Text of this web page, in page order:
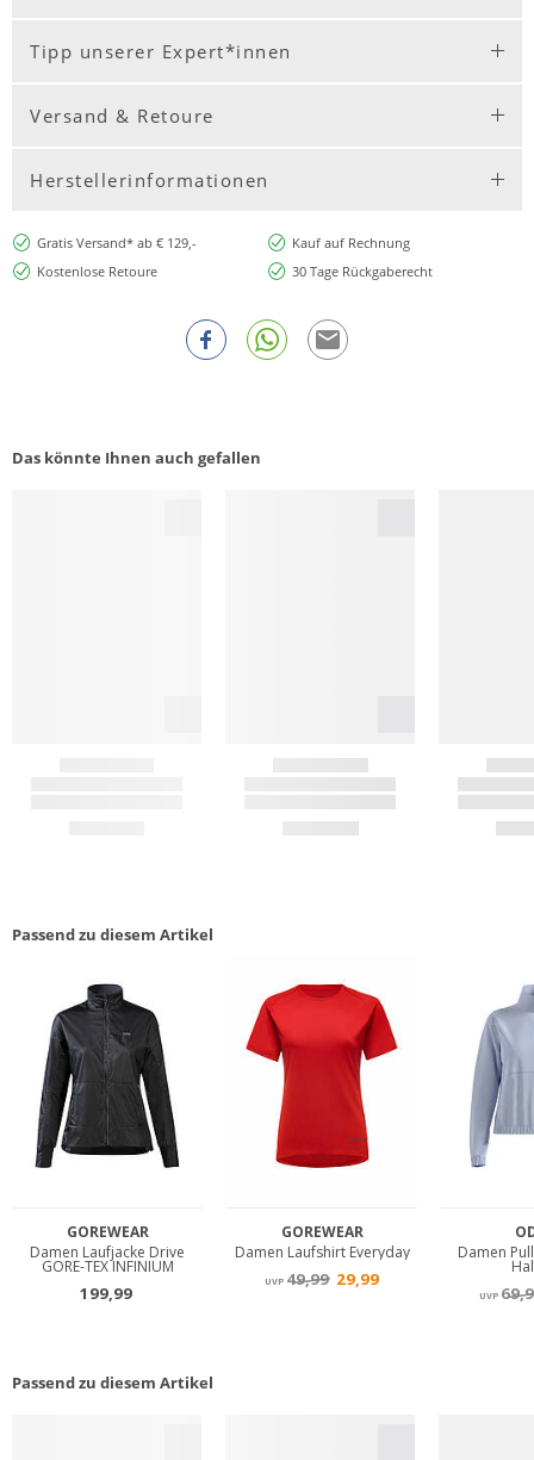
Tipp unserer Expert*innen
Versand & Retoure
Herstellerinformationen
Gratis Versand* ab € 129,-
Kauf auf Rechnung
Kostenlose Retoure
30 Tage Rückgaberecht
Das könnte Ihnen auch gefallen
Passend zu diesem Artikel
Passend zu diesem Artikel